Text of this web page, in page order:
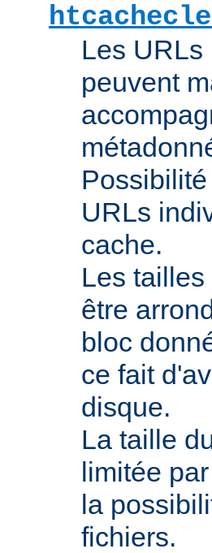
Les URLs
peuvent
URLs
cache.
Les
être
bloc
ce fait
disque.
La taille
limitée
la
fichiers.